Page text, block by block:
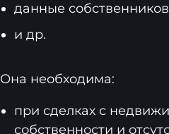
данные
и др.
Она необходима:
при сделках с
собственности и